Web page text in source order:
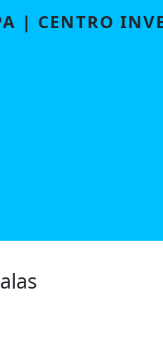
| CENTRO